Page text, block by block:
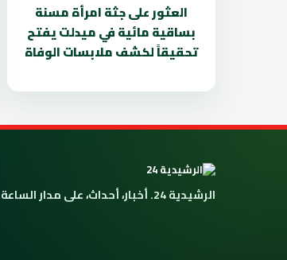
العثور على جثة امرأة مسنة
بساقية مائية في ميدلت يفتح
تحقيقاً لكشف ملابسات الوفاة
الرشيدية 24. أخبار، أحداث، على مدار الساعة.